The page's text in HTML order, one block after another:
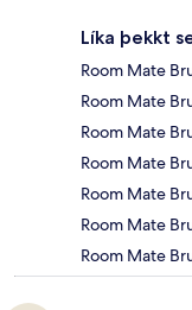
Líka þekkt
Room Mate
Room Mate
Room Mate
Room Mate
Room Mate
Room Mate
Room Mate